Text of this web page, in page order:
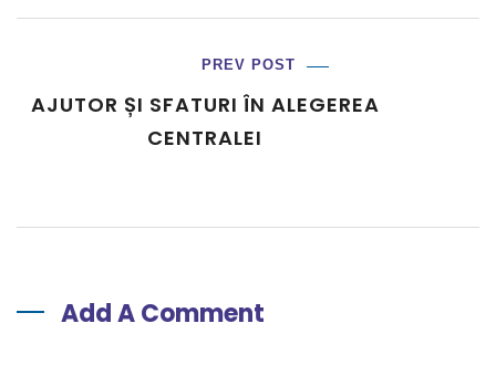
PREV POST
AJUTOR ȘI SFATURI ÎN ALEGEREA
CENTRALEI
Add A Comment